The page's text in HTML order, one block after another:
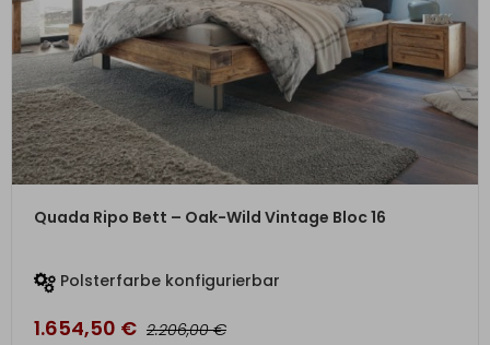
ZUM PRODUKT
Quada Ripo Bett – Oak-Wild Vintage Bloc 16
Polsterfarbe konfigurierbar
1.654,50 € 2.206,00€